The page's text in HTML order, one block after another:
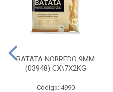
BATATA NOBREDO 9MM
(03948) CX\7X2KG
Código: 4990